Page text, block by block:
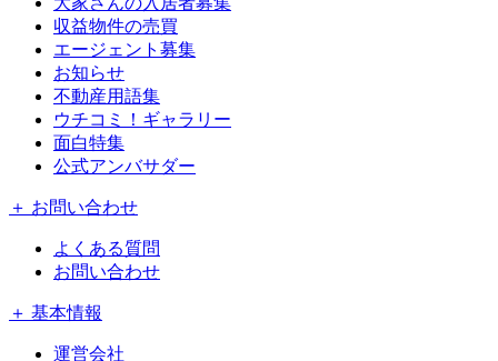
収益物件の売買
エージェント募集
お知らせ
不動産用語集
ウチコミ！ギャラリー
面白特集
公式アンバサダー
＋ お問い合わせ
よくある質問
お問い合わせ
＋ 基本情報
運営会社